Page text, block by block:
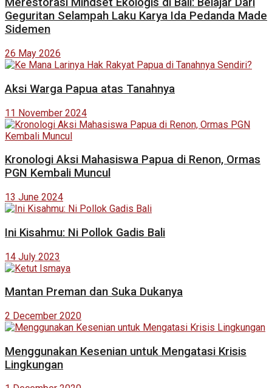
Merestorasi Mindset Ekologis di Bali: Belajar Dari
Geguritan Selampah Laku Karya Ida Pedanda Made
Sidemen
26 May 2026
Aksi Warga Papua atas Tanahnya
11 November 2024
Kronologi Aksi Mahasiswa Papua di Renon, Ormas
PGN Kembali Muncul
13 June 2024
Ini Kisahmu: Ni Pollok Gadis Bali
14 July 2023
Mantan Preman dan Suka Dukanya
2 December 2020
Menggunakan Kesenian untuk Mengatasi Krisis
Lingkungan